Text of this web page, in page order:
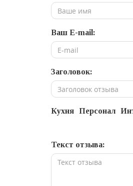
Ваш E-mail:
Заголовок:
Кухня Персонал
Текст отзыва: